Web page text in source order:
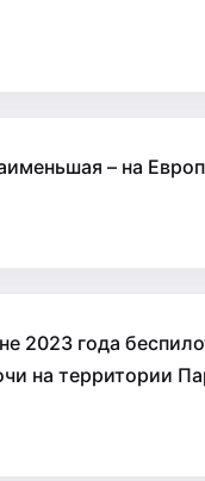
– на
2023 года
на территории